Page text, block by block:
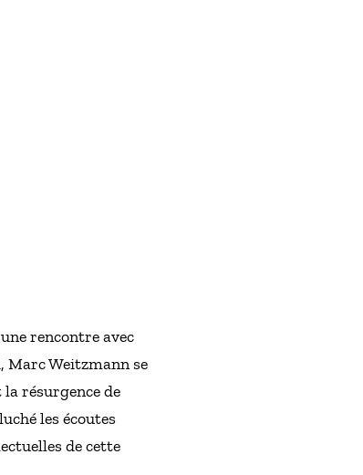
rencontre avec
Marc Weitzmann se
résurgence de
les écoutes
de cette